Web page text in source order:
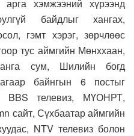
арга хэмжээний хүрээнд
байдлыг хангах,
гэмт хэрэг, зөрчлөөс
тус аймгийн Мөнххаан,
сум, Шилийн богд
байнгын 6 постыг
BBS телевиз, МҮОНРТ,
сайт, Сүхбаатар аймгийн
NTV телевиз болон